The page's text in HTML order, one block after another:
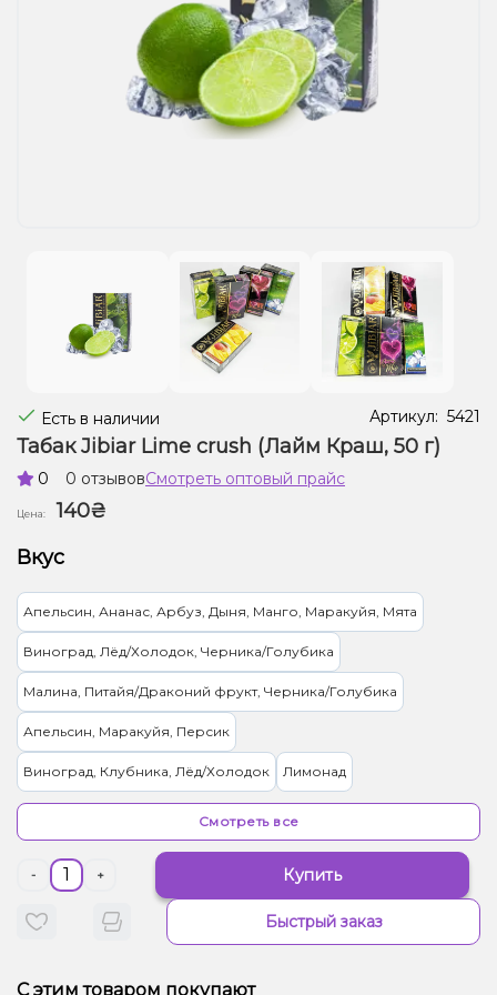
Жидкости для электронных сигарет
Подарочные наборы
Есть в наличии Артикул: 5421
Табак Jibiar Lime crush (Лайм Краш, 50 г)
0 0 отзывовСмотреть оптовый прайс
Цена:
140₴
Вкус
Апельсин, Ананас, Арбуз, Дыня, Манго, Маракуйя, Мята
Виноград, Лёд/Холодок, Черника/Голубика
Малина, Питайя/Драконий фрукт, Черника/Голубика
Апельсин, Маракуйя, Персик
Виноград, Клубника, Лёд/Холодок Лимонад
Арбуз, Ваниль, Дыня, Манго Ягоды
Ананас, Лёд/Холодок, Манго
Апельсин, Грейпфрут, Лайм, Лёд/Холодок, Лимон, Мята
Смотреть все
- + Купить
Быстрый заказ
С этим товаром покупают